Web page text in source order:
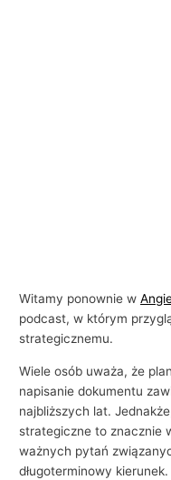
Witamy ponownie w
podcast, w którym
strategicznemu.
Wiele osób uważa, że
napisanie dokumentu
najbliższych lat.
strategiczne to znacznie
ważnych pytań
długoterminowy kierunek.